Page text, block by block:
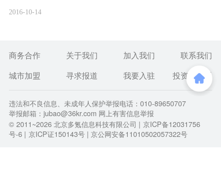
2016-10-14
商务合作 关于我们 加入我们
联系我们
城市加盟
寻求报道 我要入驻 投资者关系
违法和不良信息、未成年人保护举报电话：010-89650707
举报邮箱：jubao@36kr.com 网上有害信息举报
© 2011~2026北京多氪信息科技有限公司 | 京ICP备12031756
号-6 | 京ICP证150143号 | 京公网安备11010502057322号